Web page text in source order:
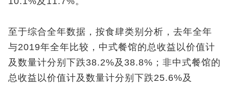
至于综合全年数据，按食肆类别分析，去年全年
与2019年全年比较，中式餐馆的总收益以价值计
及数量计分别下跌38.2%及38.8%；非中式餐馆的
总收益以价值计及数量计分别下跌25.6%及